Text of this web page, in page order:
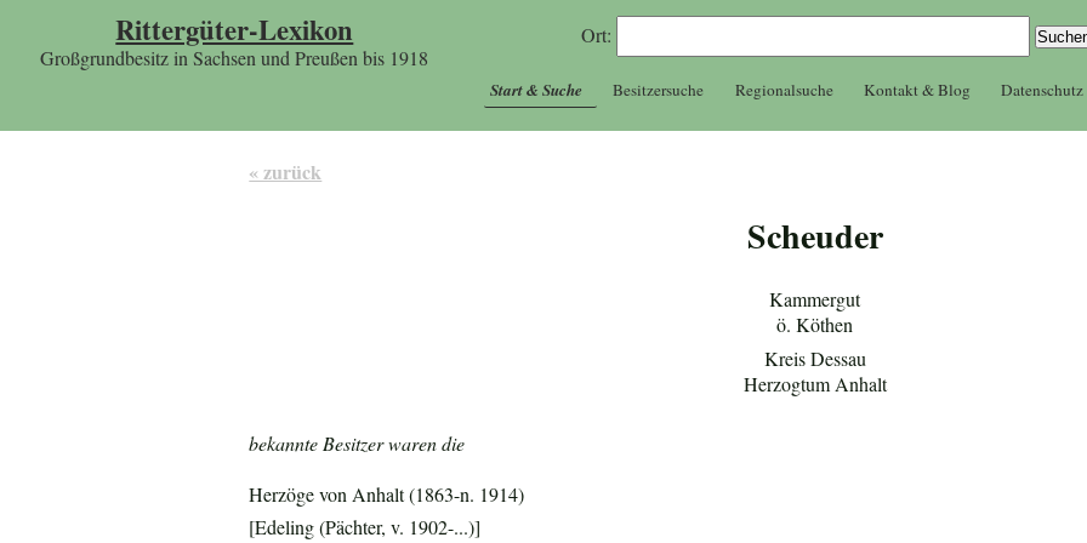
Rittergüter-Lexikon
Großgrundbesitz in Sachsen und Preußen bis 1918
Ort:
Start & Suche Besitzersuche Regionalsuche Kontakt & Blog Datenschutz
« zurück
Scheuder
Kammergut
ö. Köthen
Kreis Dessau
Herzogtum Anhalt
bekannte Besitzer waren die
Herzöge von Anhalt (1863-n. 1914)
[Edeling (Pächter, v. 1902-...)]